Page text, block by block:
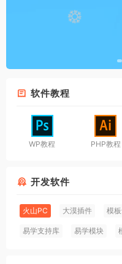
软件教程
WP教程 PHP教程
开发软件
火山PC 大漠插件 模
易学支持库 易学模块